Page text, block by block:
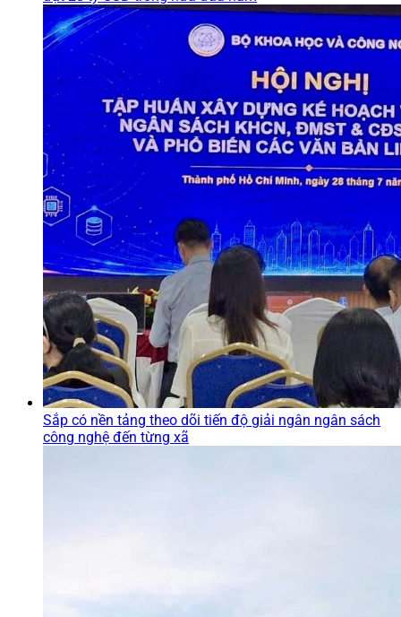
Sắp có nền tảng theo dõi tiến độ giải ngân ngân sách
công nghệ đến từng xã